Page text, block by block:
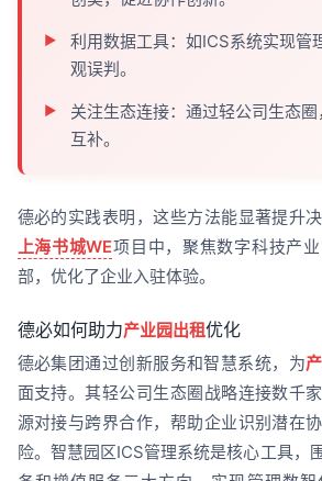
利用数据工具：如ICS系统实现管
观误判。
关注生态连接：通过轻公司生态
互补。
德必的实践表明，这些方法能显著提升
上海书城WE项目中，聚焦数字科技产
部，优化了企业入驻体验。
德必如何助力产业园出租优化
德必集团通过创新服务和智慧系统，为
面支持。其轻公司生态圈战略连接数千
源对接与跨界合作，帮助企业识别潜在
险。智慧园区ICS管理系统是核心工具，